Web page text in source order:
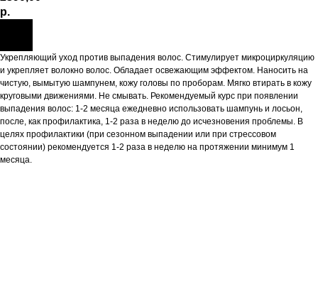
р.
Укрепляющий уход против выпадения волос. Стимулирует микроциркуляцию
и укрепляет волокно волос. Обладает освежающим эффектом. Наносить на
чистую, вымытую шампунем, кожу головы по проборам. Мягко втирать в кожу
круговыми движениями. Не смывать. Рекомендуемый курс при появлении
выпадения волос: 1-2 месяца ежедневно использовать шампунь и лосьон,
после, как профилактика, 1-2 раза в неделю до исчезновения проблемы. В
целях профилактики (при сезонном выпадении или при стрессовом
состоянии) рекомендуется 1-2 раза в неделю на протяжении минимум 1
месяца.